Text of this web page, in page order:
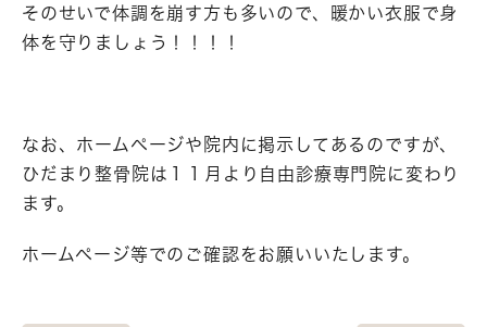
そのせいで体調を崩す方も多いので、暖かい衣服で身
体を守りましょう！！！！
なお、ホームページや院内に掲示してあるのですが、
ひだまり整骨院は１１月より自由診療専門院に変わり
ます。
ホームページ等でのご確認をお願いいたします。